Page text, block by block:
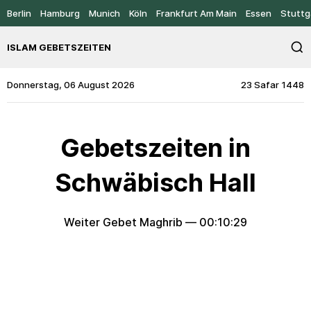
Berlin Hamburg Munich Köln Frankfurt Am Main Essen
ISLAM GEBETSZEITEN
Donnerstag, 06 August 2026 23 Safar 1448
Gebetszeiten in
Schwäbisch Hall
Weiter Gebet Maghrib — 00:10:29